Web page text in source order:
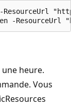
-ResourceUrl
une heure.
Vous